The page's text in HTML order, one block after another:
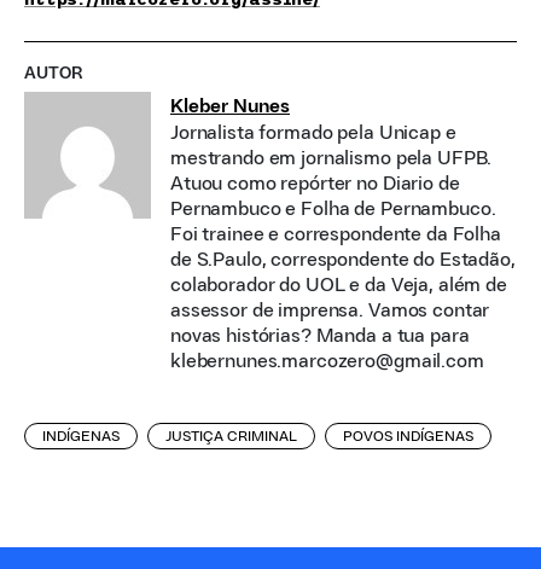
AUTOR
Kleber Nunes
Jornalista formado pela Unicap e
mestrando em jornalismo pela UFPB.
Atuou como repórter no Diario de
Pernambuco e Folha de Pernambuco.
Foi trainee e correspondente da Folha
de S.Paulo, correspondente do Estadão,
colaborador do UOL e da Veja, além de
assessor de imprensa. Vamos contar
novas histórias? Manda a tua para
klebernunes.marcozero@gmail.com
INDÍGENAS JUSTIÇA CRIMINAL POVOS INDÍGENAS